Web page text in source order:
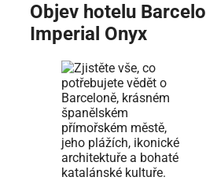
Objev hotelu Barcelo
Imperial Onyx